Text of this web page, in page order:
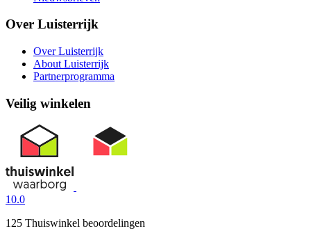
Over Luisterrijk
Over Luisterrijk
About Luisterrijk
Partnerprogramma
Veilig winkelen
10.0
125 Thuiswinkel beoordelingen